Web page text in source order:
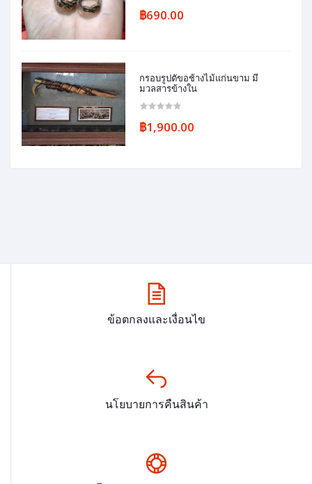
฿690.00
กรอบรูปตัขอช้างไม้แก่นขาม มี
มวลสารข้างใน
฿1,900.00
ข้อตกลงและเงื่อนไข
นโยบายการคืนสินค้า